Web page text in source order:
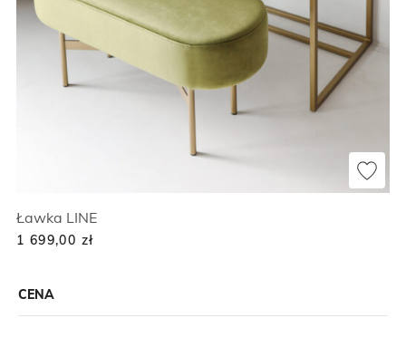
CENA
Ławka LINE
1 699,00 zł